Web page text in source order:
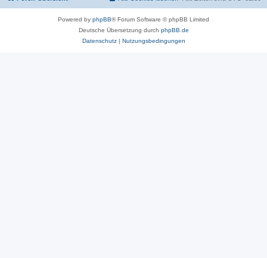
Powered by phpBB® Forum Software © phpBB Limited
Deutsche Übersetzung durch phpBB.de
Datenschutz| Nutzungsbedingungen